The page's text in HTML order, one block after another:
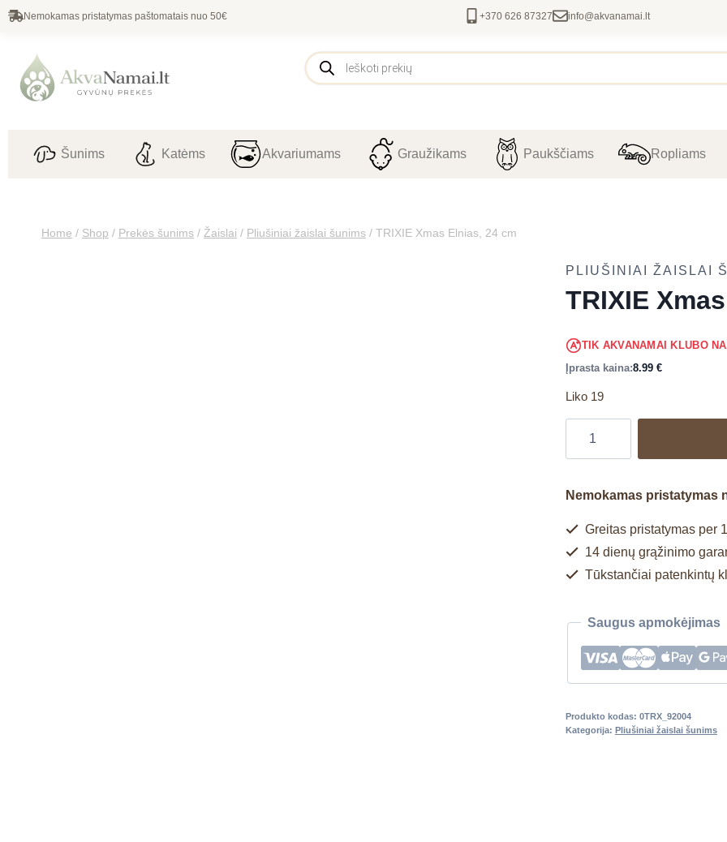
Nemokamas pristatymas paštomatais nuo 50€ +370 626 87327 info@akvanamai.lt
Šunims Katėms Akvariumams Graužikams Paukščiams Ropliams
Home / Shop / Prekės šunims / Žaislai / Pliušiniai žaislai šunims / TRIXIE Xmas Elnias, 24 cm
PLIUŠINIAI ŽAISLAI
TRIXIE
TIK AKVANAMAI KLUBO
Įprasta kaina:8.99 €
Liko 19
Nemokamas pristatymas
Greitas pristatymas per
14 dienų grąžinimo
Tūkstančiai patenkintų
Saugus apmokėjimas
Produkto kodas: 0TRX_92004
Kategorija: Pliušiniai žaislai šunims